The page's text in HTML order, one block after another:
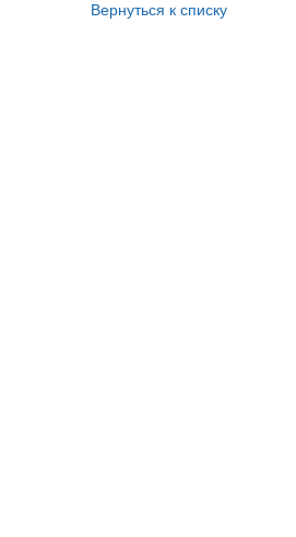
Вернуться к списку